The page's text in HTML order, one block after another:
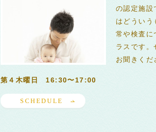
の認定施設
はどういう
常や検査に
ラスです。
お聞きくだ
第４木曜日 16:30〜17:00
SCHEDULE